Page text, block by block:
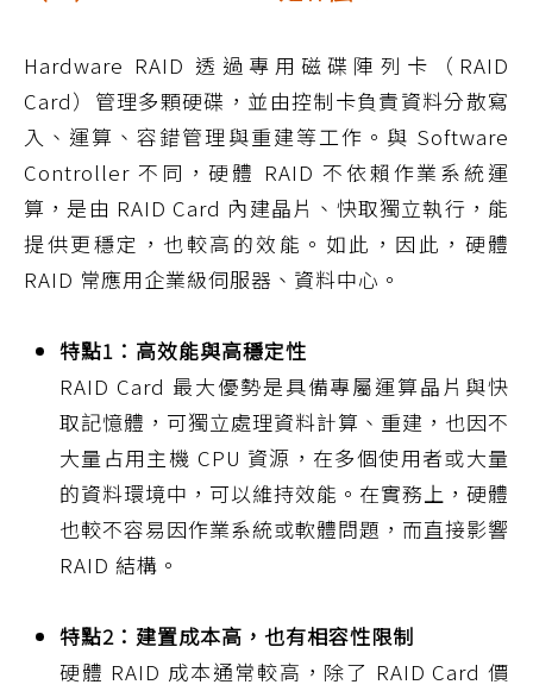
Hardware RAID 透過專用磁碟陣列卡（RAID
Card）管理多顆硬碟，並由控制卡負責資料分散寫
入、運算、容錯管理與重建等工作。與 Software
Controller 不同，硬體 RAID 不依賴作業系統運
算，是由 RAID Card 內建晶片、快取獨立執行，能
提供更穩定，也較高的效能。如此，因此，硬體
RAID 常應用企業級伺服器、資料中心。
特點1：高效能與高穩定性
RAID Card 最大優勢是具備專屬運算晶片與快
取記憶體，可獨立處理資料計算、重建，也因不
大量占用主機 CPU 資源，在多個使用者或大量
的資料環境中，可以維持效能。在實務上，硬體
也較不容易因作業系統或軟體問題，而直接影響
RAID 結構。
特點2：建置成本高，也有相容性限制
硬體 RAID 成本通常較高，除了 RAID Card 價